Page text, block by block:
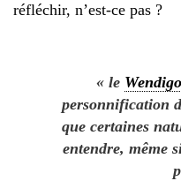
réfléchir, n’est-ce pas ?
« le Wendigo
personnification
que certaines
entendre, même